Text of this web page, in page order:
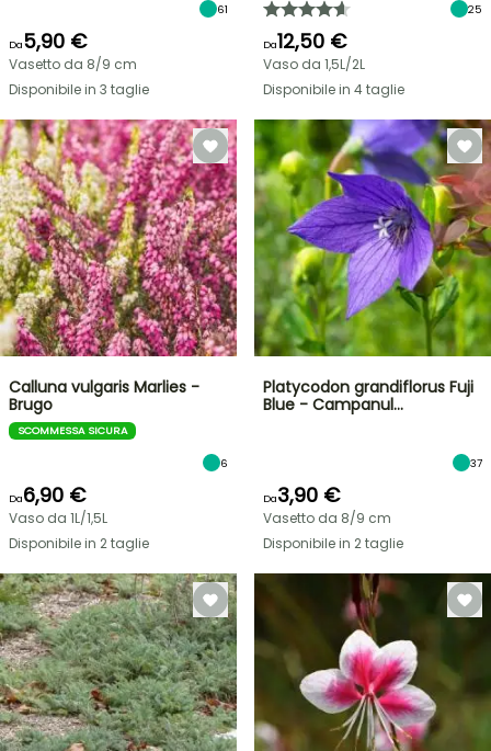
61
Da5,90 €
Vasetto da 8/9 cm
Disponibile in 3 taglie
25
Da12,50 €
Vaso da 1,5L/2L
Disponibile in 4 taglie
Calluna vulgaris Marlies -
Brugo
SCOMMESSA SICURA
6
Da6,90 €
Vaso da 1L/1,5L
Disponibile in 2 taglie
Platycodon grandiflorus Fuji
Blue - Campanul…
37
Da3,90 €
Vasetto da 8/9 cm
Disponibile in 2 taglie